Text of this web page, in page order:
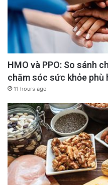
HMO và PPO: So sánh
chăm sóc sức khỏe phù
11 hours ago